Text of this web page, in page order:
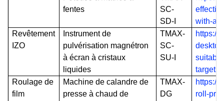
fentes
SC-
SD-I
with-
Revêtement
IZO
Instrument de
pulvérisation magnétron
à écran à cristaux
liquides
TMAX-
SC-
SU-I
https://
Roulage de
film
Machine de calandre de
presse à chaud de
TMAX-
DG
https://
roll-